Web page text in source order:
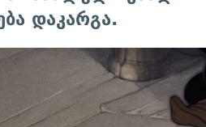
დაკარგა.